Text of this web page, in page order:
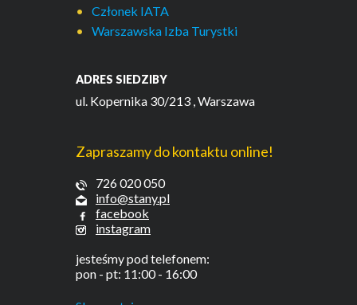
Członek IATA
Warszawska Izba Turystki
ADRES SIEDZIBY
ul. Kopernika 30/213 , Warszawa
Zapraszamy do kontaktu online!
726 020 050
info@stany.pl
facebook
instagram
jesteśmy pod telefonem:
pon - pt: 11:00 - 16:00